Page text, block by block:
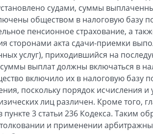
судами, суммы
обществом в налоговую базу
пенсионное страхование, а
сторонами акта сдачи-приемки
услуг), приходившийся на
выплат должны включаться в
включило их в налоговую базу
поскольку порядок исчисления и
лиц различен. Кроме того,
3 статьи 236 Кодекса. Таким
и применении